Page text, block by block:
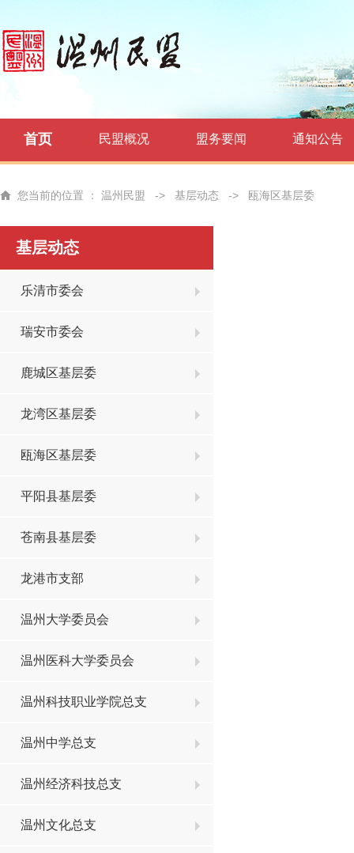
首页 民盟概况 盟务要闻 通知公告
您当前的位置 ： 温州民盟 -> 基层动态 -> 瓯海区基层委
基层动态
乐清市委会
瑞安市委会
鹿城区基层委
龙湾区基层委
瓯海区基层委
平阳县基层委
苍南县基层委
龙港市支部
温州大学委员会
温州医科大学委员会
温州科技职业学院总支
温州中学总支
温州经济科技总支
温州文化总支